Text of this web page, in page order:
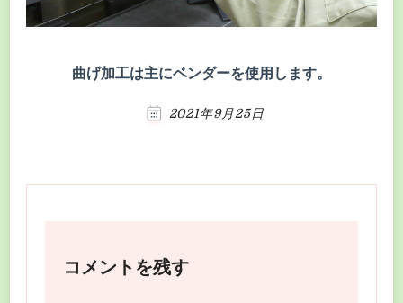
曲げ加工は主にベンダーを使用します。
2021年9月25日
コメントを残す